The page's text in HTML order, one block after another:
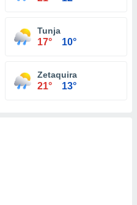
Tunja
17° 10°
Zetaquira
21° 13°